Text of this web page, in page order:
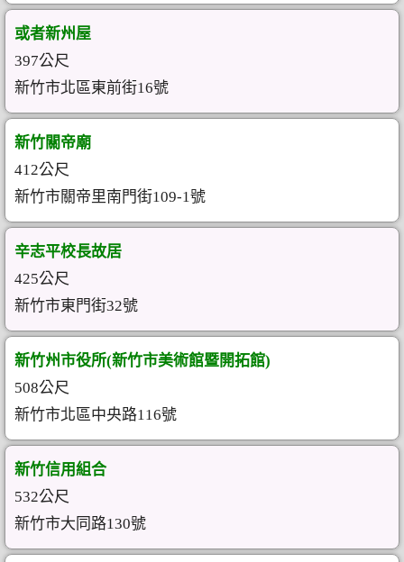
或者新州屋
397公尺
新竹市北區東前街16號
新竹關帝廟
412公尺
新竹市關帝里南門街109-1號
辛志平校長故居
425公尺
新竹市東門街32號
新竹州市役所(新竹市美術館暨開拓館)
508公尺
新竹市北區中央路116號
新竹信用組合
532公尺
新竹市大同路130號